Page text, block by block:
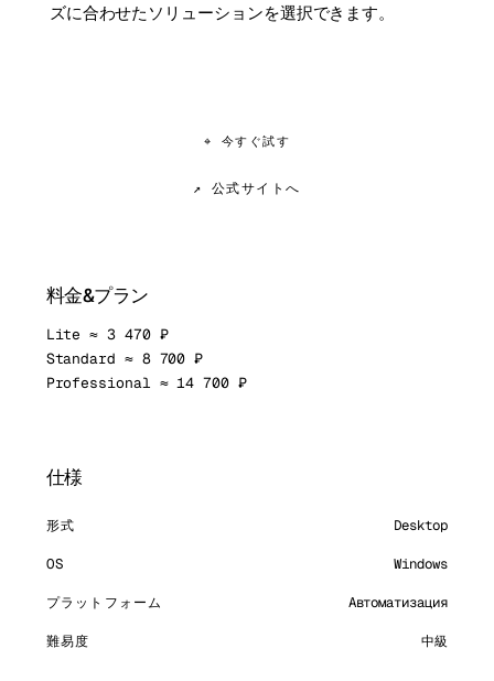
ズに合わせたソリューションを選択できます。
⌖ 今すぐ試す
↗ 公式サイトへ
料金&プラン
Lite ≈ 3 470 ₽
Standard ≈ 8 700 ₽
Professional ≈ 14 700 ₽
仕様
形式 Desktop
OS Windows
プラットフォーム Автоматизация
難易度 中級